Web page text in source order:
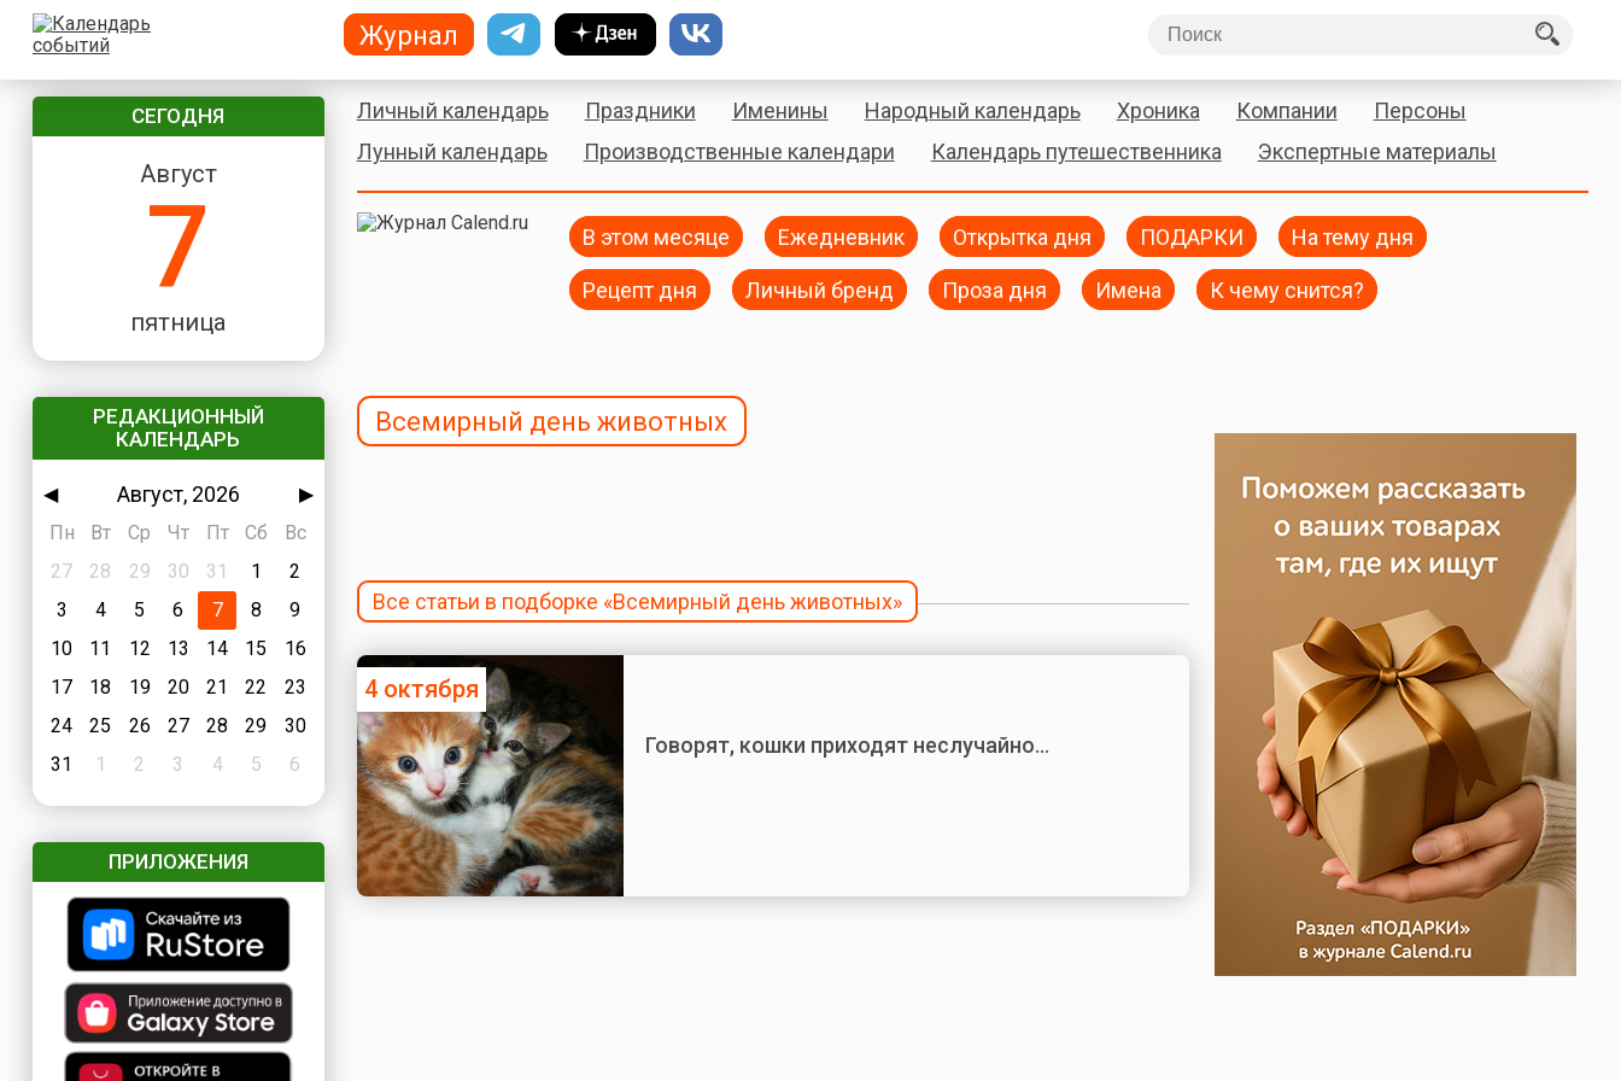
СЕГОДНЯ
Август
7
пятница
РЕДАКЦИОННЫЙ
КАЛЕНДАРЬ
◀ Август, 2026
▶
Пн
Вт Ср Чт Пт Сб
Вс
27
28 29 30 31 1
2
3
4 5 6 7 8
9
10
11 12 13 14 15
16
17
18 19 20 21 22
23
24
25 26 27 28 29
30
31
1 2 3 4 5 6
ПРИЛОЖЕНИЯ
Личный календарь Праздники Именины Народный календарь Хроника Компании
Персоны
Лунный календарь
Производственные календари Календарь путешественника Экспертные материалы
В этом месяце Ежедневник Открытка дня ПОДАРКИ На тему дня
Рецепт дня Личный бренд Проза дня Имена К чему снится?
Всемирный день животных
Все статьи в подборке «Всемирный день животных»
4 октября
Говорят, кошки приходят неслучайно…
Журнал